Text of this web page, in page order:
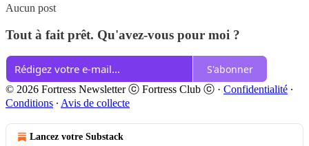
Aucun post
Tout à fait prêt. Qu'avez-vous pour moi ?
S'abonner
© 2026 Fortress Newsletter ⓒ Fortress Club ⓒ · Confidentialité ∙
Conditions ∙ Avis de collecte
Lancez votre Substack